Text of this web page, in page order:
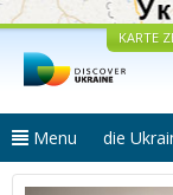
KARTE
Menu die